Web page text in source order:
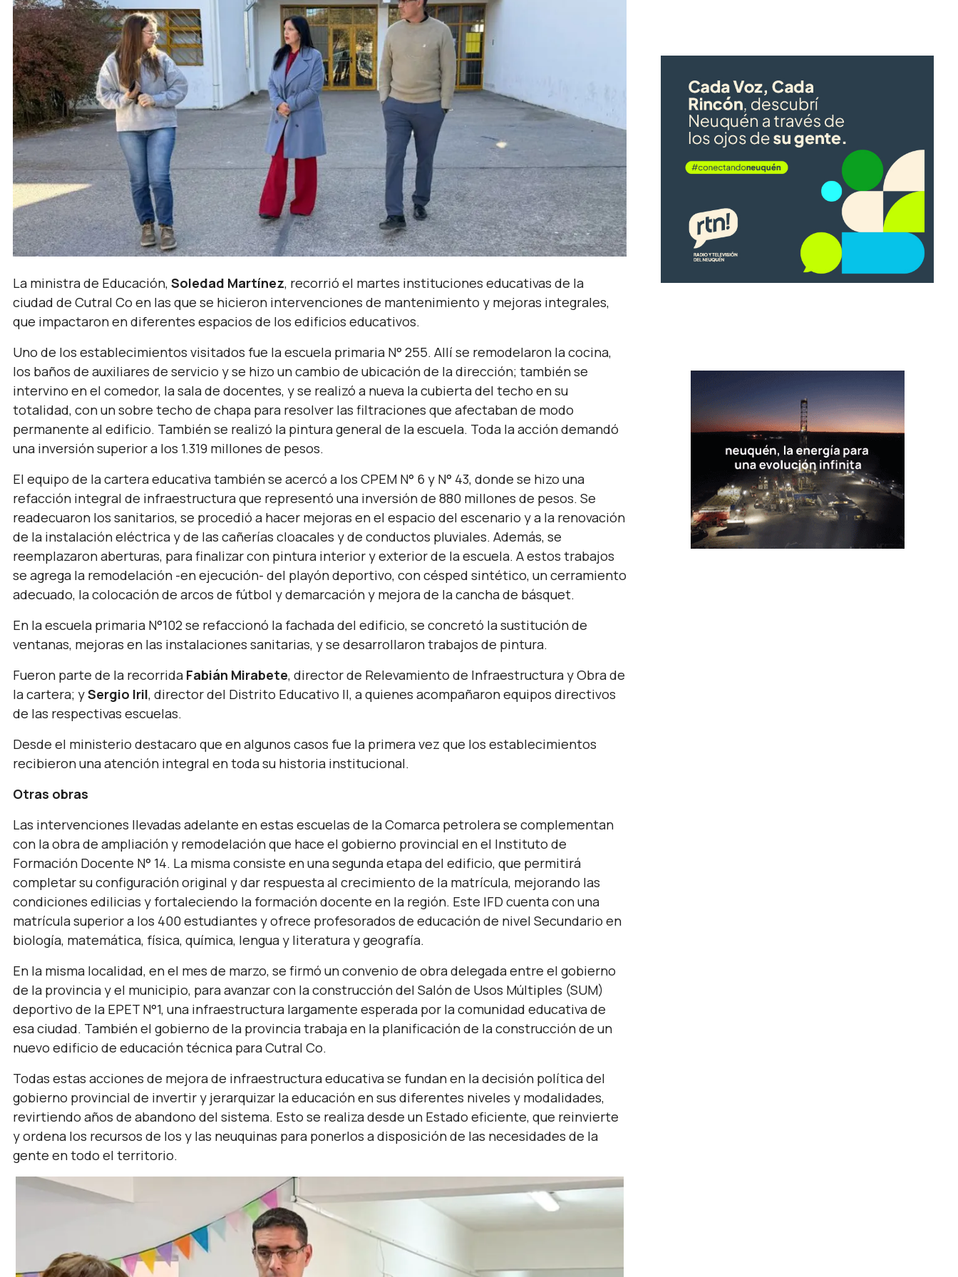
La ministra de Educación, Soledad Martínez, recorrió el martes instituciones educativas de la
ciudad de Cutral Co en las que se hicieron intervenciones de mantenimiento y mejoras integrales,
que impactaron en diferentes espacios de los edificios educativos.
Uno de los establecimientos visitados fue la escuela primaria N° 255. Allí se remodelaron la cocina,
los baños de auxiliares de servicio y se hizo un cambio de ubicación de la dirección; también se
intervino en el comedor, la sala de docentes, y se realizó a nueva la cubierta del techo en su
totalidad, con un sobre techo de chapa para resolver las filtraciones que afectaban de modo
permanente al edificio. También se realizó la pintura general de la escuela. Toda la acción demandó
una inversión superior a los 1.319 millones de pesos.
El equipo de la cartera educativa también se acercó a los CPEM N° 6 y N° 43, donde se hizo una
refacción integral de infraestructura que representó una inversión de 880 millones de pesos. Se
readecuaron los sanitarios, se procedió a hacer mejoras en el espacio del escenario y a la renovación
de la instalación eléctrica y de las cañerías cloacales y de conductos pluviales. Además, se
reemplazaron aberturas, para finalizar con pintura interior y exterior de la escuela. A estos trabajos
se agrega la remodelación -en ejecución- del playón deportivo, con césped sintético, un cerramiento
adecuado, la colocación de arcos de fútbol y demarcación y mejora de la cancha de básquet.
En la escuela primaria N°102 se refaccionó la fachada del edificio, se concretó la sustitución de
ventanas, mejoras en las instalaciones sanitarias, y se desarrollaron trabajos de pintura.
Fueron parte de la recorrida Fabián Mirabete, director de Relevamiento de Infraestructura y Obra de
la cartera; ySergio Iril, director del Distrito Educativo II, a quienes acompañaron equipos directivos
de las respectivas escuelas.
Desde el ministerio destacaro que en algunos casos fue la primera vez que los establecimientos
recibieron una atención integral en toda su historia institucional.
Otras obras
Las intervenciones llevadas adelante en estas escuelas de la Comarca petrolera se complementan
con la obra de ampliación y remodelación que hace el gobierno provincial en el Instituto de
Formación Docente N° 14. La misma consiste en una segunda etapa del edificio, que permitirá
completar su configuración original y dar respuesta al crecimiento de la matrícula, mejorando las
condiciones edilicias y fortaleciendo la formación docente en la región. Este IFD cuenta con una
matrícula superior a los 400 estudiantes y ofrece profesorados de educación de nivel Secundario en
biología, matemática, física, química, lengua y literatura y geografía.
En la misma localidad, en el mes de marzo, se firmó un convenio de obra delegada entre el gobierno
de la provincia y el municipio, para avanzar con la construcción del Salón de Usos Múltiples (SUM)
deportivo de la EPET N°1, una infraestructura largamente esperada por la comunidad educativa de
esa ciudad. También el gobierno de la provincia trabaja en la planificación de la construcción de un
nuevo edificio de educación técnica para Cutral Co.
Todas estas acciones de mejora de infraestructura educativa se fundan en la decisión política del
gobierno provincial de invertir y jerarquizar la educación en sus diferentes niveles y modalidades,
revirtiendo años de abandono del sistema. Esto se realiza desde un Estado eficiente, que reinvierte
y ordena los recursos de los y las neuquinas para ponerlos a disposición de las necesidades de la
gente en todo el territorio.